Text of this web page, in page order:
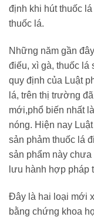
định khi hút thuốc
thuốc lá.
Những năm gần
điếu, xì gà, thuốc lá
quy định của Luật
lá, trên thị trường
mới,phổ biến nhất
nóng. Hiện nay
sản phảm thuốc lá
sản phẩm này
lưu hành hợp pháp
Đây là hai loại mới
bằng chứng khoa